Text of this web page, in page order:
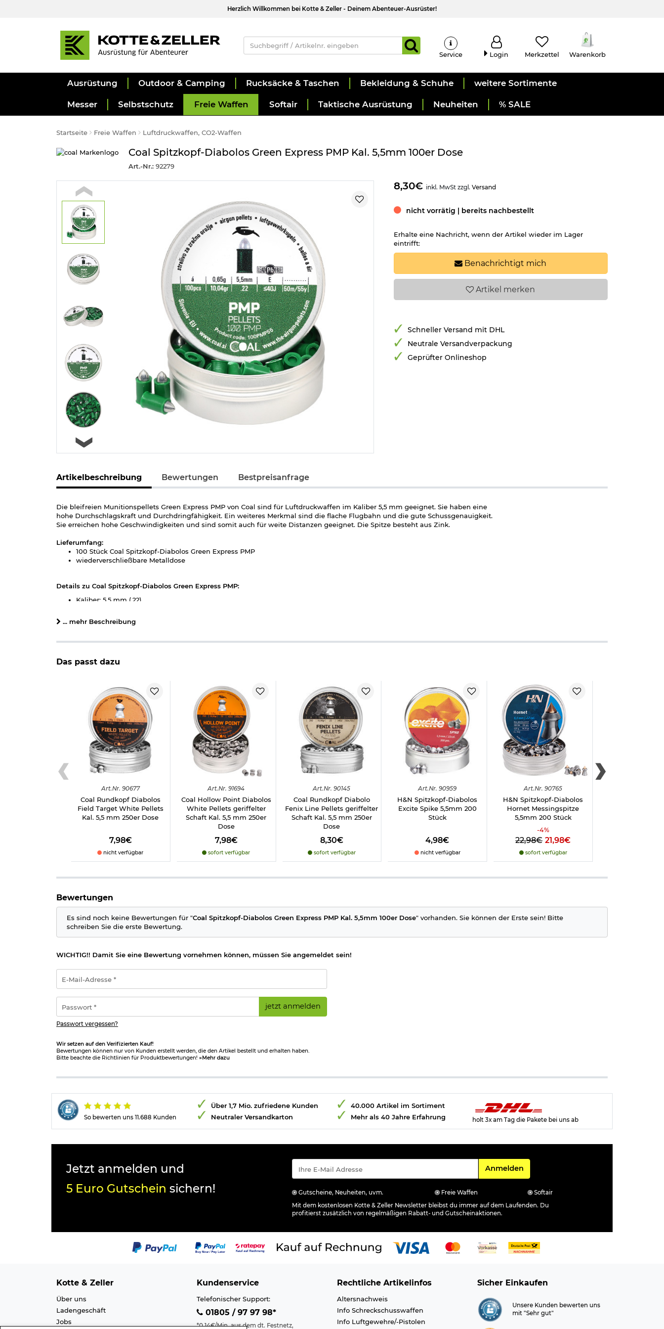
Herzlich Willkommen bei Kotte & Zeller - Deinem Abenteuer-Ausrüster!
Service Login Merkzettel Warenkorb
Ausrüstung Outdoor & Camping Rucksäcke & Taschen Bekleidung & Schuhe weitere Sortimente
Messer Selbstschutz Freie Waffen Softair Taktische Ausrüstung Neuheiten % SALE
Startseite Freie Waffen Luftdruckwaffen, CO2-Waffen
Coal Spitzkopf-Diabolos Green Express PMP Kal. 5,5mm 100er Dose
Art.-Nr.: 92279
8,30€ inkl. MwSt zzgl. Versand
nicht vorrätig | bereits nachbestellt
Erhalte eine Nachricht, wenn der Artikel wieder im Lager
eintrifft:
Benachrichtigt mich
Artikel merken
Schneller Versand mit DHL
Neutrale Versandverpackung
Geprüfter Onlineshop
Artikelbeschreibung Bewertungen Bestpreisanfrage
Die bleifreien Munitionspellets Green Express PMP von Coal sind für Luftdruckwaffen im Kaliber 5,5 mm geeignet. Sie haben eine
hohe Durchschlagskraft und Durchdringfähigkeit. Ein weiteres Merkmal sind die flache Flugbahn und die gute Schussgenauigkeit.
Sie erreichen hohe Geschwindigkeiten und sind somit auch für weite Distanzen geeignet. Die Spitze besteht aus Zink.
Lieferumfang:
100 Stück Coal Spitzkopf-Diabolos Green Express PMP
wiederverschließbare Metalldose
Details zu Coal Spitzkopf-Diabolos Green Express PMP:
Kaliber: 5,5 mm (.22)
Form: Spitzkopf
Schaft: glatt
für Luftdruckwaffen bis: 40 Joule
Marke: Coal
... mehr Beschreibung
Das passt dazu
Art.Nr. 90677
Coal Rundkopf Diabolos
Field Target White Pellets
Kal. 5,5 mm 250er Dose
7,98€
nicht verfügbar
Art.Nr. 91694
Coal Hollow Point Diabolos
White Pellets geriffelter
Schaft Kal. 5,5 mm 250er
Dose
7,98€
sofort verfügbar
Art.Nr. 90145
Coal Rundkopf Diabolo
Fenix Line Pellets geriffelter
Schaft Kal. 5,5 mm 250er
Dose
8,30€
sofort verfügbar
Art.Nr. 90959
H&N Spitzkopf-Diabolos
Excite Spike 5,5mm 200
Stück
4,98€
nicht verfügbar
Art.Nr. 90765
H&N Spitzkopf-Diabolos
Hornet Messingspitze
5,5mm 200 Stück
-4%
22,98€ 21,98€
sofort verfügbar
Bewertungen
Es sind noch keine Bewertungen für "Coal Spitzkopf-Diabolos Green Express PMP Kal. 5,5mm 100er Dose" vorhanden. Sie können der Erste sein! Bitte
schreiben Sie die erste Bewertung.
WICHTIG!! Damit Sie eine Bewertung vornehmen können, müssen Sie angemeldet sein!
Mail-
Adresse
*
jetzt anmelden
Passwort vergessen?
Wir setzen auf den Verifizierten Kauf!
Bewertungen können nur von Kunden erstellt werden, die den Artikel bestellt und erhalten haben.
Bitte beachte die Richtlinien für Produktbewertungen! »Mehr dazu
So bewerten uns 11.688 Kunden
Über 1,7 Mio. zufriedene Kunden
Neutraler Versandkarton
40.000 Artikel im Sortiment
Mehr als 40 Jahre Erfahrung
holt 3x am Tag die Pakete bei uns ab
Jetzt anmelden und
5 Euro Gutschein sichern!
Für den Newsletter
Anmelden
Gutscheine, Neuheiten, uvm. Freie Waffen
Softair
Mit dem kostenlosen Kotte & Zeller Newsletter bleibst du immer auf dem Laufenden. Du
profitierst zusätzlich von regelmäßigen Rabatt- und Gutscheinaktionen.
Kotte & Zeller
Über uns
Ladengeschäft
Jobs
Kundenservice
Telefonischer Support:
01805 / 97 97 98*
*0,14€/Min. aus dem dt. Festnetz,
Rechtliche Artikelinfos
Altersnachweis
Info Schreckschusswaffen
Info Luftgewehre/-Pistolen
Sicher Einkaufen
Unsere Kunden bewerten uns
mit "Sehr gut"